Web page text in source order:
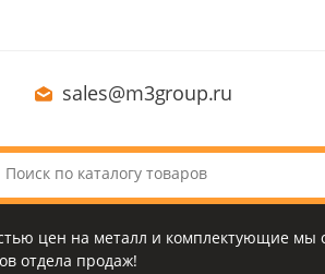
sales@m3group.ru
цен на металл и комплектующие
отдела продаж!